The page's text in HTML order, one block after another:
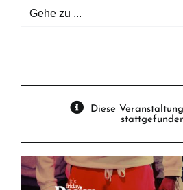
Gehe zu ...
Diese